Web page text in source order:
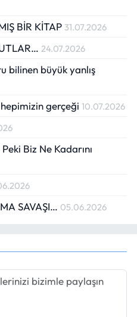
BİR KİTAP 31.07.2026
24.07.2026
bilinen büyük yanlış
gerçeği 10.07.2026
Biz Ne Kadarını
SAVAŞI… 05.06.2026